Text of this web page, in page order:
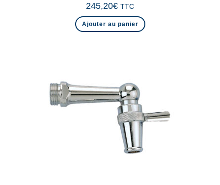
245,20€ TTC
Ajouter au panier